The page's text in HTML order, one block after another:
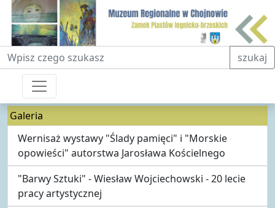
Fraza do wyszukiwania szukaj
Galeria
Wernisaż wystawy "Ślady pamięci" i "Morskie
opowieści" autorstwa Jarosława Kościelnego
"Barwy Sztuki" - Wiesław Wojciechowski - 20 lecie
pracy artystycznej